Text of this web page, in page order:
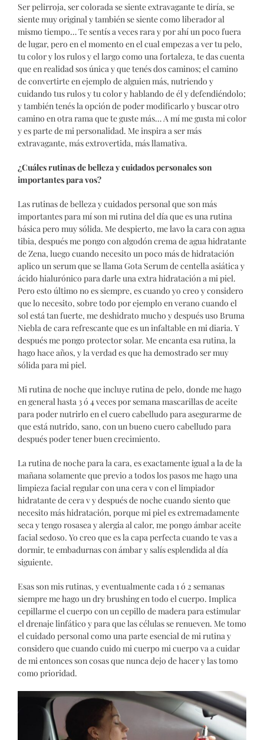
Ser pelirroja, ser colorada se siente extravagante te diría, se
siente muy original y también se siente como liberador al
mismo tiempo… Te sentís a veces rara y por ahí un poco fuera
de lugar, pero en el momento en el cual empezas a ver tu pelo,
tu color y los rulos y el largo como una fortaleza, te das cuenta
que en realidad sos única y que tenés dos caminos; el camino
de convertirte en ejemplo de alguien más, nutriendo y
cuidando tus rulos y tu color y hablando de él y defendiéndolo;
y también tenés la opción de poder modificarlo y buscar otro
camino en otra rama que te guste más… A mí me gusta mi color
y es parte de mi personalidad. Me inspira a ser más
extravagante, más extrovertida, más llamativa.
¿Cuáles rutinas de belleza y cuidados personales son
importantes para vos?
Las rutinas de belleza y cuidados personal que son más
importantes para mí son mi rutina del día que es una rutina
básica pero muy sólida. Me despierto, me lavo la cara con agua
tibia, después me pongo con algodón crema de agua hidratante
de Zena, luego cuando necesito un poco más de hidratación
aplico un serum que se llama Gota Serum de centella asiática y
ácido hialurónico para darle una extra hidratación a mi piel.
Pero esto último no es siempre, es cuando yo creo y considero
que lo necesito, sobre todo por ejemplo en verano cuando el
sol está tan fuerte, me deshidrato mucho y después uso Bruma
Niebla de cara refrescante que es un infaltable en mi diaria. Y
después me pongo protector solar. Me encanta esa rutina, la
hago hace años, y la verdad es que ha demostrado ser muy
sólida para mi piel.
Mi rutina de noche que incluye rutina de pelo, donde me hago
en general hasta 3 ó 4 veces por semana mascarillas de aceite
para poder nutrirlo en el cuero cabelludo para asegurarme de
que está nutrido, sano, con un bueno cuero cabelludo para
después poder tener buen crecimiento.
La rutina de noche para la cara, es exactamente igual a la de la
mañana solamente que previo a todos los pasos me hago una
limpieza facial regular con una cera v con el limpiador
hidratante de cera v y después de noche cuando siento que
necesito más hidratación, porque mi piel es extremadamente
seca y tengo rosasea y alergia al calor, me pongo ámbar aceite
facial sedoso. Yo creo que es la capa perfecta cuando te vas a
dormir, te embadurnas con ámbar y salís esplendida al día
siguiente.
Esas son mis rutinas, y eventualmente cada 1 ó 2 semanas
siempre me hago un dry brushing en todo el cuerpo. Implica
cepillarme el cuerpo con un cepillo de madera para estimular
el drenaje linfático y para que las células se renueven. Me tomo
el cuidado personal como una parte esencial de mi rutina y
considero que cuando cuido mi cuerpo mi cuerpo va a cuidar
de mi entonces son cosas que nunca dejo de hacer y las tomo
como prioridad.